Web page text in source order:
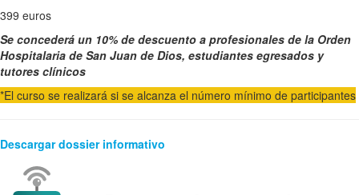
399 euros
Se concederá un 10% de descuento a profesionales de la Orden
Hospitalaria de San Juan de Dios, estudiantes egresados y
tutores clínicos
*El curso se realizará si se alcanza el número mínimo de participantes
Descargar dossier informativo